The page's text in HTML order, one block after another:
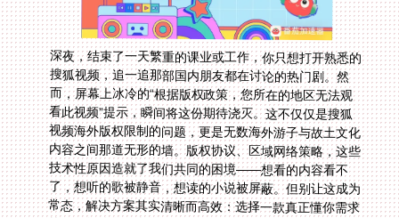
深夜，结束了一天繁重的课业或工作，你只想打开熟悉的
搜狐视频，追一追那部国内朋友都在讨论的热门剧。然
而，屏幕上冰冷的“根据版权政策，您所在的地区无法观
看此视频”提示，瞬间将这份期待浇灭。这不仅仅是搜狐
视频海外版权限制的问题，更是无数海外游子与故土文化
内容之间那道无形的墙。版权协议、区域网络策略，这些
技术性原因造就了我们共同的困境——想看的内容看不
了，想听的歌被静音，想读的小说被屏蔽。但别让这成为
常态，解决方案其实清晰而高效：选择一款真正懂你需求
的回国加速器，它能重新连接你与那片熟悉的文化土壤。
这篇文章，就将为你拆解如何挑选，并分享一个能同时解